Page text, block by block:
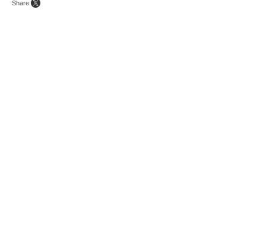
Share: